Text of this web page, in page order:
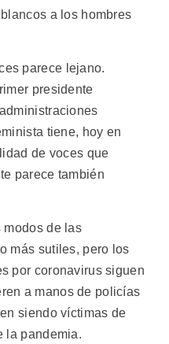
a los hombres
parece lejano.
presidente
tiene, hoy en
de voces que
parece también
modos de las
más sutiles, pero los
por coronavirus siguen
a manos de policías
siendo víctimas de
la pandemia.